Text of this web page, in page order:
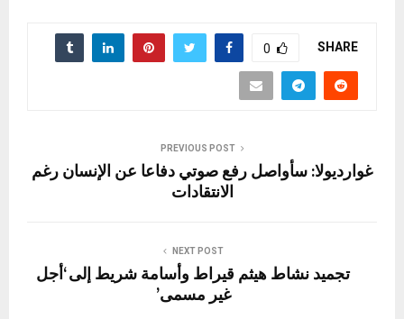
SHARE
0
PREVIOUS POST
غوارديولا: سأواصل رفع صوتي دفاعا عن الإنسان رغم
الانتقادات
NEXT POST
تجميد نشاط هيثم قيراط وأسامة شريط إلى ‘أجل
غير مسمى’